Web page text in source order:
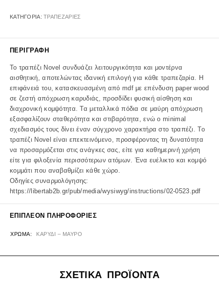
ΚΑΤΗΓΟΡΊΑ:ΤΡΑΠΕΖΑΡΙΕΣ
ΠΕΡΙΓΡΑΦΉ
Το τραπέζι Novel συνδυάζει λειτουργικότητα και μοντέρνα
αισθητική, αποτελώντας ιδανική επιλογή για κάθε τραπεζαρία. Η
επιφάνειά του, κατασκευασμένη από mdf με επένδυση paper wood
σε ζεστή απόχρωση καρυδιάς, προσδίδει φυσική αίσθηση και
διαχρονική κομψότητα. Τα μεταλλικά πόδια σε μαύρη απόχρωση
εξασφαλίζουν σταθερότητα και στιβαρότητα, ενώ ο minimal
σχεδιασμός τους δίνει έναν σύγχρονο χαρακτήρα στο τραπέζι. Το
τραπέζι Novel είναι επεκτεινόμενο, προσφέροντας τη δυνατότητα
να προσαρμόζεται στις ανάγκες σας, είτε για καθημερινή χρήση
είτε για φιλοξενία περισσότερων ατόμων. Ένα ευέλικτο και κομψό
κομμάτι που αναβαθμίζει κάθε χώρο.
Οδηγίες συναρμολόγησης:
https://libertab2b.gr/pub/media/wysiwyg/instructions/02-0523.pdf
ΕΠΙΠΛΈΟΝ ΠΛΗΡΟΦΟΡΊΕΣ
ΧΡΏΜΑ ΚΑΡΥΔΙ – ΜΑΥΡΟ
ΣΧΕΤΙΚΑ ΠΡΟΪΟΝΤΑ